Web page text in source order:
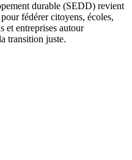
durable (SEDD) revient
fédérer citoyens, écoles,
et entreprises autour
transition juste.